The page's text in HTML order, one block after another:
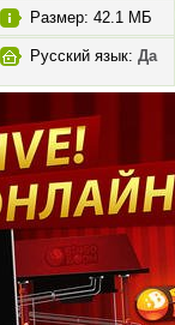
Размер: 42.1 МБ
Русский язык: Да